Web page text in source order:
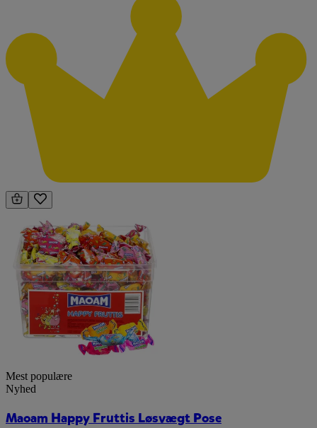
Mest populære
Nyhed
Maoam Happy Fruttis Løsvægt Pose